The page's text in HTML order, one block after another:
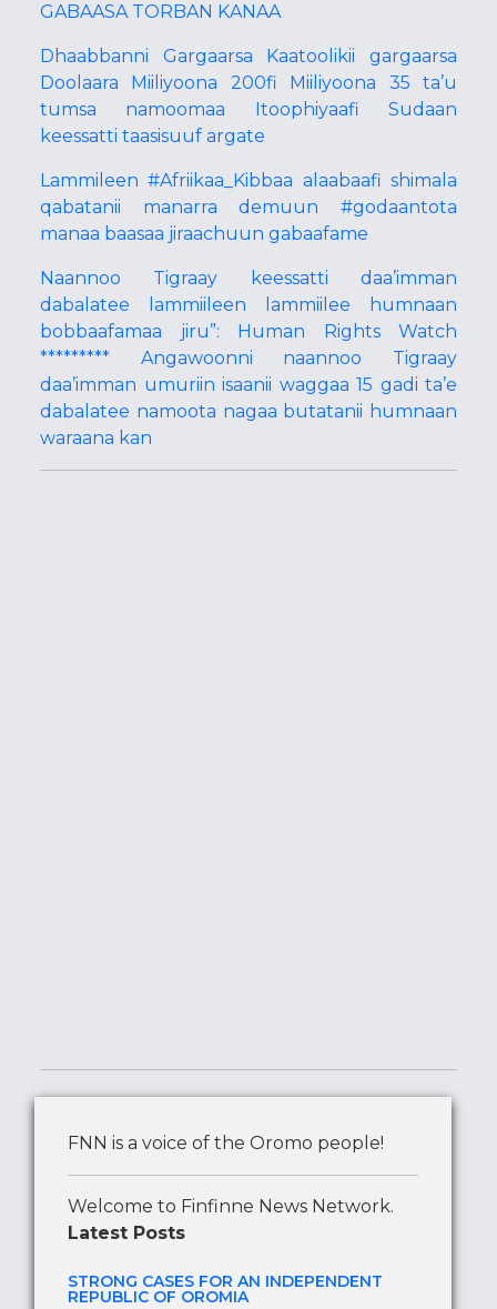
GABAASA TORBAN KANAA
Dhaabbanni Gargaarsa Kaatoolikii gargaarsa
Doolaara Miiliyoona 200fi Miiliyoona 35 ta’u
tumsa namoomaa Itoophiyaafi Sudaan
keessatti taasisuuf argate
Lammileen #Afriikaa_Kibbaa alaabaafi shimala
qabatanii manarra demuun #godaantota
manaa baasaa jiraachuun gabaafame
Naannoo Tigraay keessatti daa’imman
dabalatee lammiileen lammiilee humnaan
bobbaafamaa jiru”: Human Rights Watch
********* Angawoonni naannoo Tigraay
daa’imman umuriin isaanii waggaa 15 gadi ta’e
dabalatee namoota nagaa butatanii humnaan
waraana kan
FNN is a voice of the Oromo people!
Welcome to Finfinne News Network.
Latest Posts
STRONG CASES FOR AN INDEPENDENT
REPUBLIC OF OROMIA